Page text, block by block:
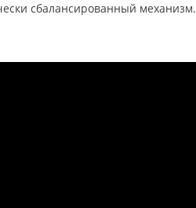
сбалансированный механизм.